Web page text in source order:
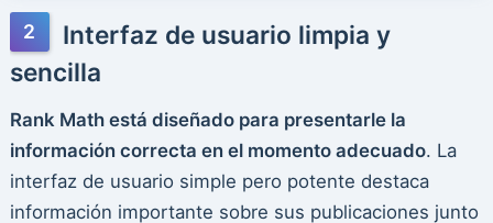
Interfaz de usuario limpia y
sencilla
Rank Math está diseñado para presentarle la
información correcta en el momento adecuado. La
interfaz de usuario simple pero potente destaca
información importante sobre sus publicaciones junto